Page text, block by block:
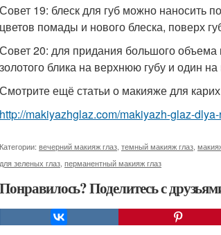
Совет 19: блеск для губ можно наносить
цветов помады и нового блеска, поверх
Совет 20: для придания большого
золотого блика на верхнюю губу и один
Смотрите ещё статьи о макияже для карих
http://makiyazhglaz.com/makiyazh-glaz-
Категории: вечерний макияж глаз темный макияж глаз
для зеленых глаз перманентный макияж глаз
Понравилось? Поделитесь с